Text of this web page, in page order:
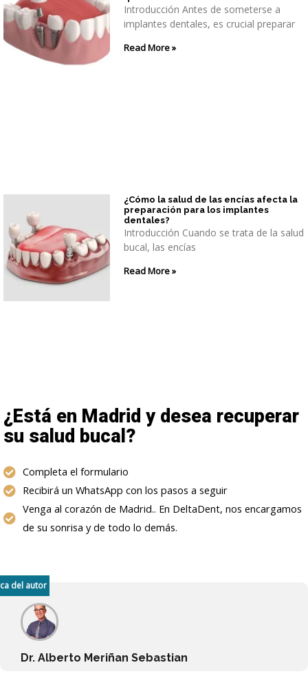
Introducción Antes de someterse a
implantes dentales, es crucial preparar
Read More »
¿Cómo la salud de las encías afecta la
preparación para los implantes
dentales?
Introducción Cuando se trata de la salud
bucal, las encías
Read More »
¿Está en Madrid y desea recuperar
su salud bucal?
Completa el formulario
Recibirá un WhatsApp con los pasos a seguir
Venga al corazón de Madrid.. En DeltaDent, nos encargamos
de su sonrisa y de todo lo demás.
del autor
Dr. Alberto Meriñan Sebastian